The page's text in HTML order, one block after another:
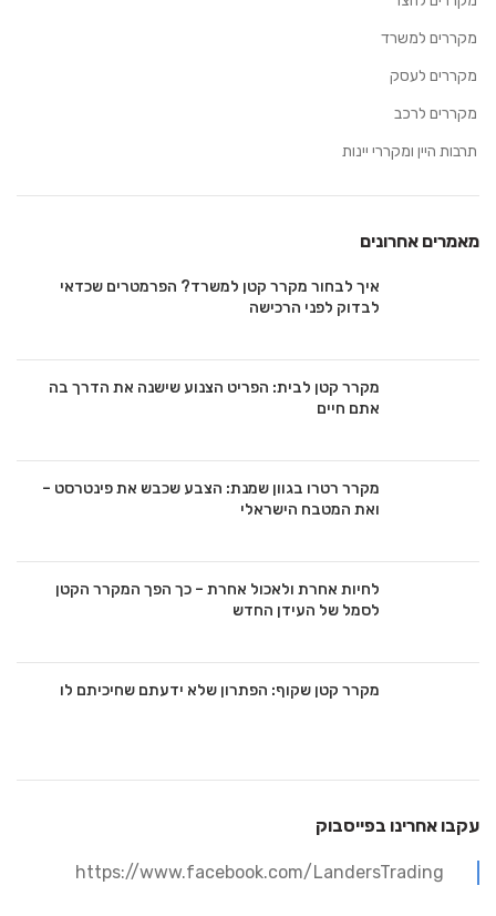
מקררים למשרד
מקררים לעסק
מקררים לרכב
תרבות היין ומקררי יינות
מאמרים אחרונים
איך לבחור מקרר קטן למשרד? הפרמטרים שכדאי
לבדוק לפני הרכישה
מקרר קטן לבית: הפריט הצנוע שישנה את הדרך בה
אתם חיים
מקרר רטרו בגוון שמנת: הצבע שכבש את פינטרסט –
ואת המטבח הישראלי
לחיות אחרת ולאכול אחרת – כך הפך המקרר הקטן
לסמל של העידן החדש
מקרר קטן שקוף: הפתרון שלא ידעתם שחיכיתם לו
עקבו אחרינו בפייסבוק
https://www.facebook.com/LandersTrading